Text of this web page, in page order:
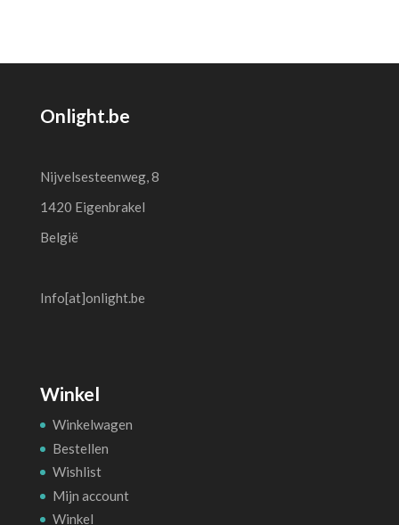
Onlight.be
Nijvelsesteenweg, 8
1420 Eigenbrakel
België
Info[at]onlight.be
Winkel
Winkelwagen
Bestellen
Wishlist
Mijn account
Winkel